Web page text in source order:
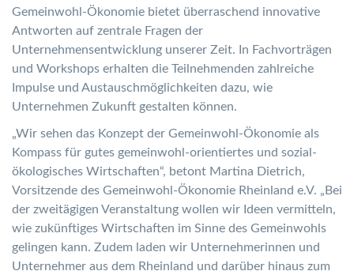
Gemeinwohl-Ökonomie bietet überraschend innovative
Antworten auf zentrale Fragen der
Unternehmensentwicklung unserer Zeit. In Fachvorträgen
und Workshops erhalten die Teilnehmenden zahlreiche
Impulse und Austauschmöglichkeiten dazu, wie
Unternehmen Zukunft gestalten können.
„Wir sehen das Konzept der Gemeinwohl-Ökonomie als
Kompass für gutes gemeinwohl-orientiertes und sozial-
ökologisches Wirtschaften“, betont Martina Dietrich,
Vorsitzende des Gemeinwohl-Ökonomie Rheinland e.V. „Bei
der zweitägigen Veranstaltung wollen wir Ideen vermitteln,
wie zukünftiges Wirtschaften im Sinne des Gemeinwohls
gelingen kann. Zudem laden wir Unternehmerinnen und
Unternehmer aus dem Rheinland und darüber hinaus zum